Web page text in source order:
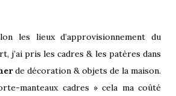
les lieux d’approvisionnement du
j’ai pris les cadres & les patères dans
de décoration & objets de la maison.
manteaux cadres » cela ma coûté